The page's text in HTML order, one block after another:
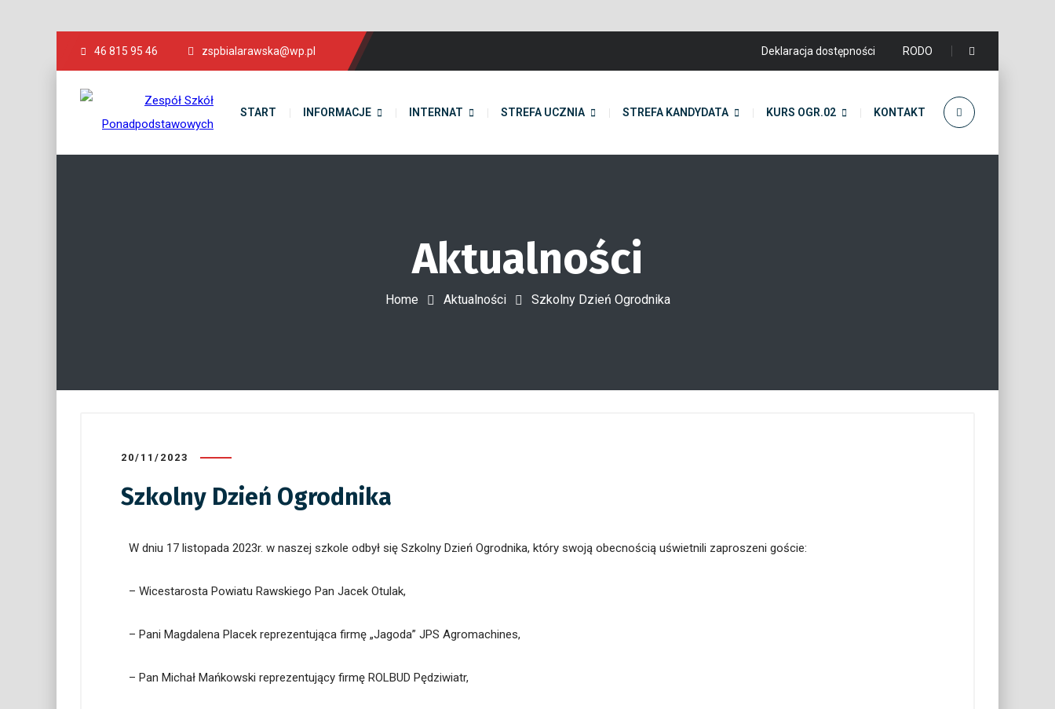
46 815 95 46 zspbialarawska@wp.pl Deklaracja dostępności RODO
START INFORMACJE INTERNAT STREFA UCZNIA STREFA KANDYDATA KURS OGR.02 KONTAKT
Aktualności
Home Aktualności Szkolny Dzień Ogrodnika
20/11/2023
Szkolny Dzień Ogrodnika
W dniu 17 listopada 2023r. w naszej szkole odbył się Szkolny Dzień Ogrodnika, który swoją obecnością uświetnili zaproszeni goście:
– Wicestarosta Powiatu Rawskiego Pan Jacek Otulak,
– Pani Magdalena Placek reprezentująca firmę „Jagoda” JPS Agromachines,
– Pan Michał Mańkowski reprezentujący firmę ROLBUD Pędziwiatr,